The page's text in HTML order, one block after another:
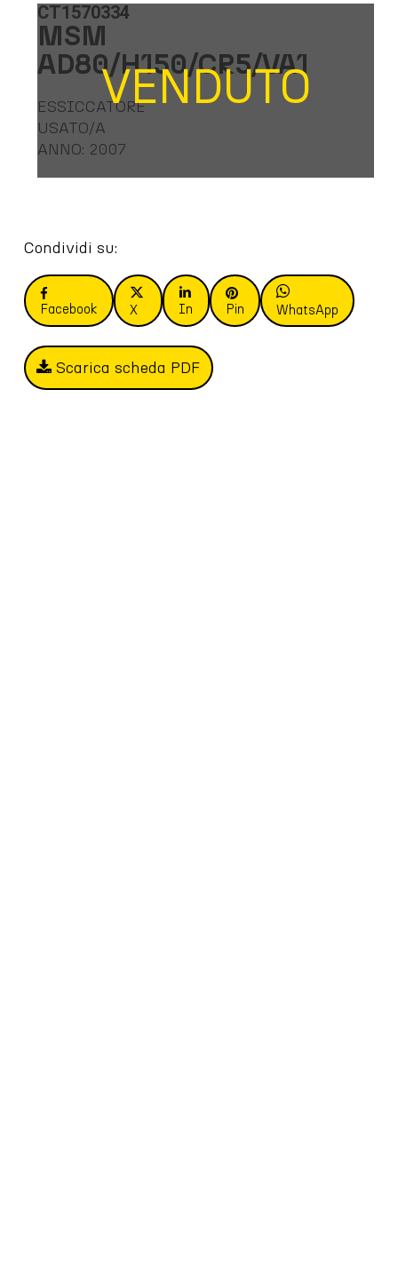
VENDUTO
CT1570334
MSM
AD80/H150/CR5/VA1
ESSICCATORE
USATO/A
ANNO: 2007
Condividi su:
Facebook X In Pin WhatsApp
Scarica scheda PDF